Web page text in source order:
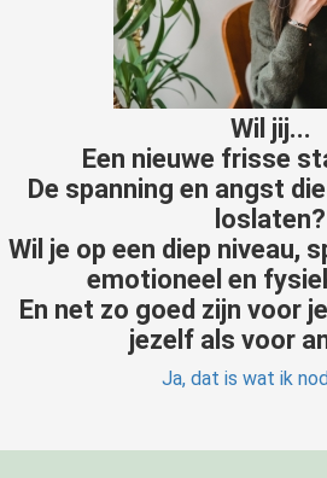
Wil jij...
Een nieuwe frisse
De spanning en angst
loslaten?
Wil je op een diep niveau,
emotioneel en
En net zo goed zijn voor
jezelf als voor
Ja, dat is wat ik